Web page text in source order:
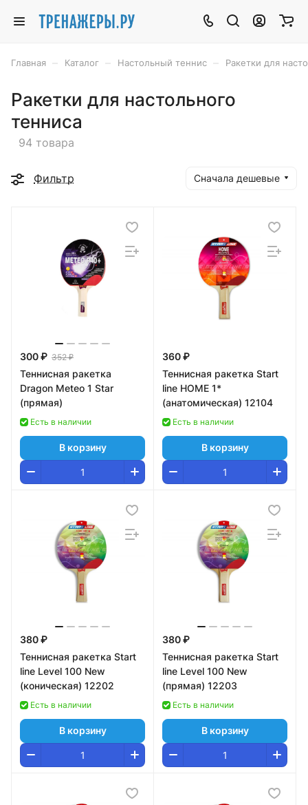
Главная Каталог Настольный теннис Ракетки для
Ракетки для настольного
тенниса
94 товара
Фильтр Сначала дешевые
300 ₽ 352 ₽
Теннисная ракетка
Dragon Meteo 1 Star
(прямая)
Есть в наличии
В корзину
360 ₽
Теннисная ракетка Start
line HOME 1*
(анатомическая) 12104
Есть в наличии
В корзину
380 ₽
Теннисная ракетка Start
line Level 100 New
(коническая) 12202
Есть в наличии
В корзину
380 ₽
Теннисная ракетка Start
line Level 100 New
(прямая) 12203
Есть в наличии
В корзину